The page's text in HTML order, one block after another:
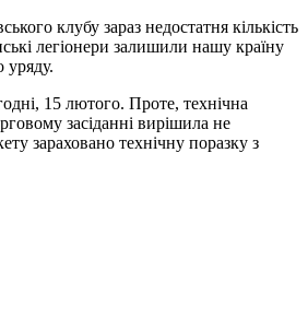
клубу зараз недостатня кількість
легіонери залишили нашу країну
уряду.
15 лютого. Проте, технічна
засіданні вирішила не
зараховано технічну поразку з